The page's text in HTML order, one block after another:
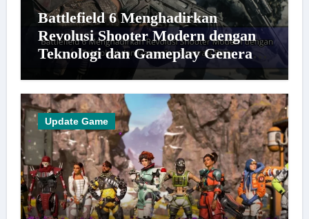
Battlefield 6 Menghadirkan
Revolusi Shooter Modern dengan
Teknologi dan Gameplay Generasi
Baru
Update Game